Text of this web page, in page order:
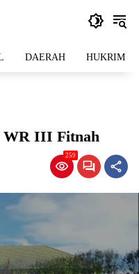
DAERAH HUKRIM
WR III Fitnah
259